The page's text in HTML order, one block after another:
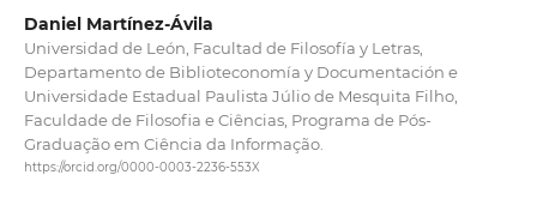
Daniel Martínez-Ávila
Universidad de León, Facultad de Filosofía y Letras,
Departamento de Biblioteconomía y Documentación e
Universidade Estadual Paulista Júlio de Mesquita Filho,
Faculdade de Filosofia e Ciências, Programa de Pós-
Graduação em Ciência da Informação.
https://orcid.org/0000-0003-2236-553X